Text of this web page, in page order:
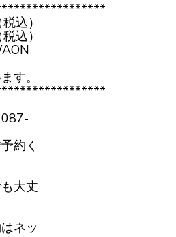
込）
込）
す。
約く
大丈
ネッ